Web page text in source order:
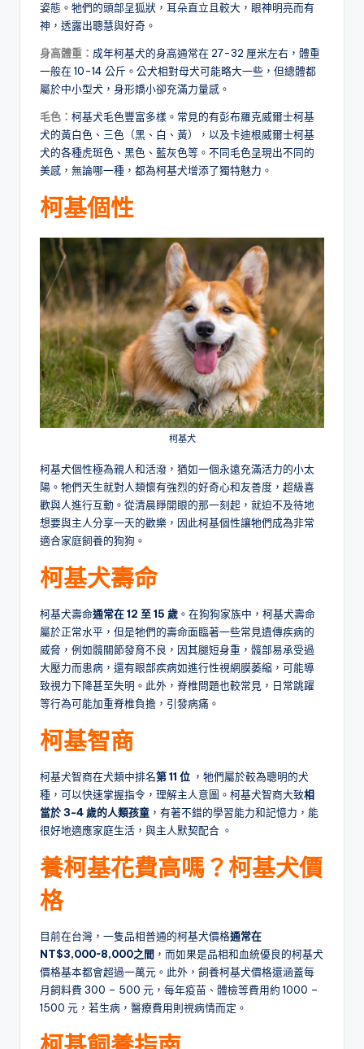
姿態。牠們的頭部呈狐狀，耳朵直立且較大，眼神明亮而有
神，透露出聰慧與好奇。
身高體重： 成年柯基犬的身高通常在 27-32 厘米左右，體重
一般在 10-14 公斤。公犬相對母犬可能略大一些，但總體都
屬於中小型犬，身形嬌小卻充滿力量感。
毛色： 柯基犬毛色豐富多樣。常見的有彭布羅克威爾士柯基
犬的黃白色、三色（黑、白、黃），以及卡迪根威爾士柯基
犬的各種虎斑色、黑色、藍灰色等。不同毛色呈現出不同的
美感，無論哪一種，都為柯基犬增添了獨特魅力。
柯基個性
柯基犬
柯基犬個性極為親人和活潑，猶如一個永遠充滿活力的小太
陽。牠們天生就對人類懷有強烈的好奇心和友善度，超級喜
歡與人進行互動。從清晨睜開眼的那一刻起，就迫不及待地
想要與主人分享一天的歡樂，因此柯基個性讓牠們成為非常
適合家庭飼養的狗狗。
柯基犬壽命
柯基犬壽命通常在 12 至 15 歲 。在狗狗家族中，柯基犬壽命
屬於正常水平，但是牠們的壽命面臨著一些常見遺傳疾病的
威脅，例如髖關節發育不良，因其腿短身重，髖部易承受過
大壓力而患病，還有眼部疾病如進行性視網膜萎縮，可能導
致視力下降甚至失明。此外，脊椎問題也較常見，日常跳躍
等行為可能加重脊椎負擔，引發病痛。
柯基智商
柯基犬智商在犬類中排名第 11 位 ，牠們屬於較為聰明的犬
種，可以快速掌握指令，理解主人意圖。柯基犬智商大致相
當於 3-4 歲的人類孩童 ，有著不錯的學習能力和記憶力，能
很好地適應家庭生活，與主人默契配合 。
養柯基花費高嗎？柯基犬價
格
目前在台灣，一隻品相普通的柯基犬價格通常在
NT$3,000~8,000之間 ，而如果是品相和血統優良的柯基犬
價格基本都會超過一萬元。此外，飼養柯基犬價格還涵蓋每
月飼料費 300 – 500 元，每年疫苗、體檢等費用約 1000 –
1500 元，若生病，醫療費用則視病情而定。